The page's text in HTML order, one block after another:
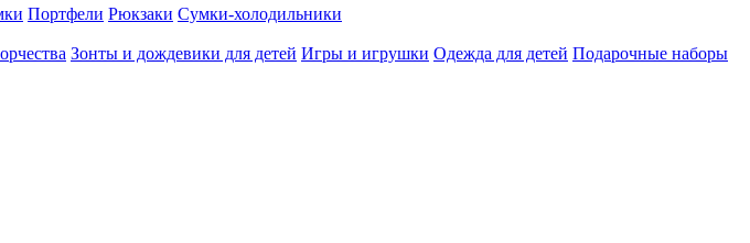
Портфели Рюкзаки Сумки-холодильники
Зонты и дождевики для детей Игры и игрушки Одежда для детей Подарочные наборы